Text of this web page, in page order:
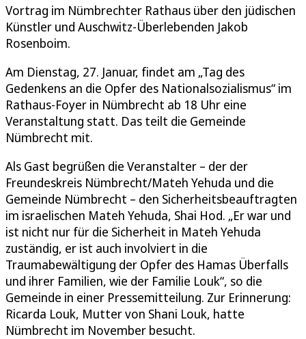
Vortrag im Nümbrechter Rathaus über den jüdischen
Künstler und Auschwitz-Überlebenden Jakob
Rosenboim.
Am Dienstag, 27. Januar, findet am „Tag des
Gedenkens an die Opfer des Nationalsozialismus“ im
Rathaus-Foyer in Nümbrecht ab 18 Uhr eine
Veranstaltung statt. Das teilt die Gemeinde
Nümbrecht mit.
Als Gast begrüßen die Veranstalter – der der
Freundeskreis Nümbrecht/Mateh Yehuda und die
Gemeinde Nümbrecht – den Sicherheitsbeauftragten
im israelischen Mateh Yehuda, Shai Hod. „Er war und
ist nicht nur für die Sicherheit in Mateh Yehuda
zuständig, er ist auch involviert in die
Traumabewältigung der Opfer des Hamas Überfalls
und ihrer Familien, wie der Familie Louk“, so die
Gemeinde in einer Pressemitteilung. Zur Erinnerung:
Ricarda Louk, Mutter von Shani Louk, hatte
Nümbrecht im November besucht.